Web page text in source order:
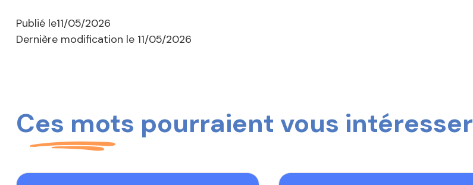
Publié le11/05/2026
Dernière modification le 11/05/2026
Ces mots pourraient vous intéresser